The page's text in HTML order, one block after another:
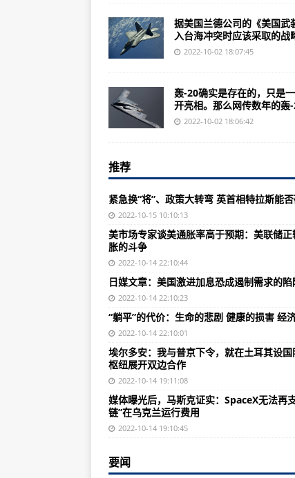
ATP飞行学校从德事隆航空订
西科斯基HH-60W Jolly Green
美国9月通胀数据超预期 全美
埃尔多安：我与普京下令，就
外国人眼里这十年③ | 江苏洪
媒体曝光后，马斯克证实：
美国“躺平抗疫”多米诺效应持续
【世界说】美国经济仍在苦苦
群体
外交部：中方卫星为中南美洲
特拉斯上任不到40天，英国保
IMF总裁说新兴市场和发展中国
马斯克正被美监管当局调查？
美媒：物价上涨趋势或已根深
欧洲政要近日密集公开表达“厌
外媒：欧洲预计最早12月迎极
据美国兰德公司的《美国武
入台海冲突时应该采取的战
2022-10-02 18:07:45
轰-20确实是存在的，只是
开亮相。那么网传数年的轰
2022-10-02 18:06:42
推荐
紧急换“将”、政策大转弯 英首相特拉斯能否
2022-10-15 10:10:13
美市场专家谈美通胀率高于预期：美联储
胀的斗争
2022-10-14 22:10:44
日媒文章：美国激进加息恐成遏制需求的陷
2022-10-14 22:10:23
“躺平”的代价：生命的悲剧 健康的损害 经
2022-10-14 22:10:01
埃尔多安：我与普京下令，就在土耳其设
枢纽展开双边合作
2022-10-14 19:11:08
媒体曝光后，马斯克证实：SpaceX无法再
链”在乌克兰运行费用
2022-10-14 19:10:45
要闻